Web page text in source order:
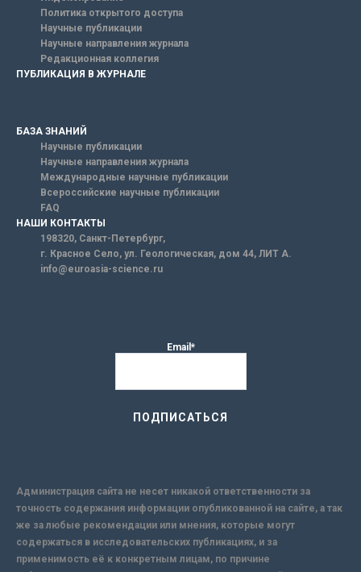
Политика открытого доступа
Научные публикации
Научные направления журнала
Редакционная коллегия
ПУБЛИКАЦИЯ В ЖУРНАЛЕ
БАЗА ЗНАНИЙ
Научные публикации
Научные направления журнала
Международные научные публикации
Всероссийские научные публикации
FAQ
НАШИ КОНТАКТЫ
198320, Санкт-Петербург,
г. Красное Село, ул. Геологическая, дом 44, ЛИТ А.
info@euroasia-science.ru
Email*
Администрация сайта не несет никакой ответственности за
точность содержания информации опубликованной на сайте, а так
же за любые рекомендации или мнения, которые могут
содержаться в исследовательских публикациях, и за
применимость её к конкретным лицам, по причине